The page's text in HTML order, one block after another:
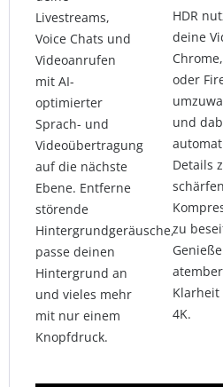
Livestreams,
Voice Chats und
Videoanrufen
mit AI-
optimierter
Sprach- und
Videoübertragung
auf die nächste
Ebene. Entferne
störende
Hintergrundgeräusche,
passe deinen
Hintergrund an
und vieles mehr
mit nur einem
Knopfdruck.
HDR
deine
oder
und
Details
zu
Genieße
Klarheit
4K.